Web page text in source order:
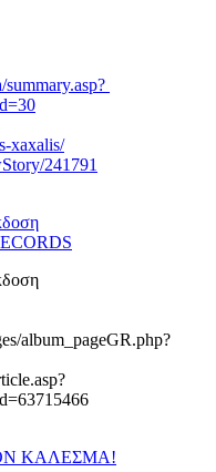
xaxalis/
241791
album_pageGR.php?
ΚΑΛΕΣΜΑ!